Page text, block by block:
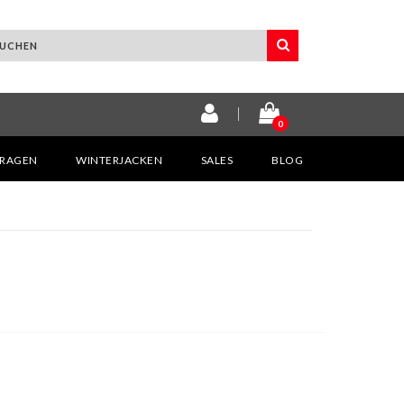
0
WINTERJACKEN SALES BLOG